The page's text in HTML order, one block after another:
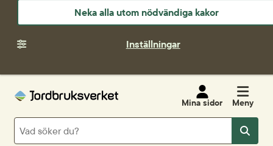
Neka alla utom nödvändiga kakor
Inställningar
Mina sidor Meny
Sök
Sök